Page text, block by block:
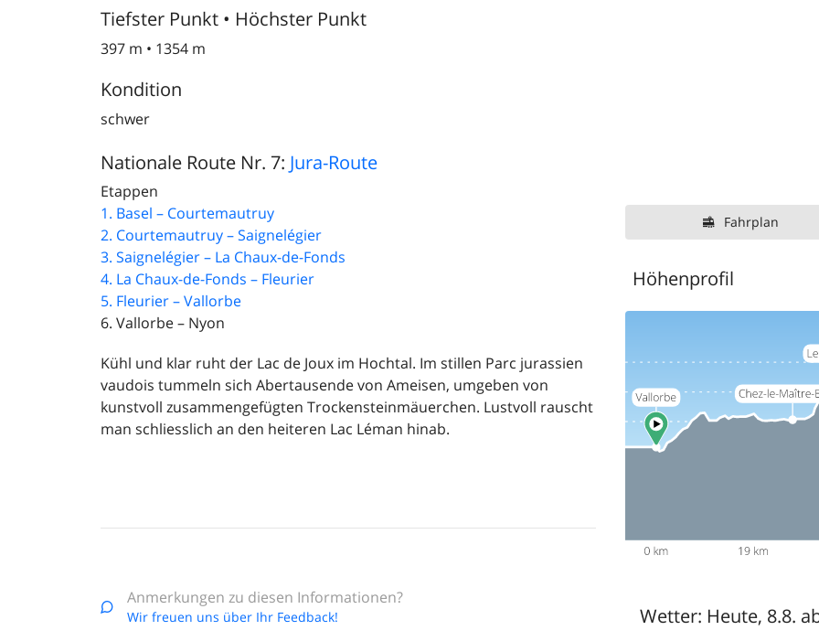
Tiefster Punkt • Höchster Punkt
397 m • 1354 m
Kondition
schwer
Nationale Route Nr. 7: Jura-Route
Etappen
1. Basel – Courtemautruy
2. Courtemautruy – Saignelégier
3. Saignelégier – La Chaux-de-Fonds
4. La Chaux-de-Fonds – Fleurier
5. Fleurier – Vallorbe
6. Vallorbe – Nyon
Kühl und klar ruht der Lac de Joux im Hochtal. Im stillen Parc jurassien
vaudois tummeln sich Abertausende von Ameisen, umgeben von
kunstvoll zusammengefügten Trockensteinmäuerchen. Lustvoll rauscht
man schliesslich an den heiteren Lac Léman hinab.
Anmerkungen zu diesen Informationen?
Wir freuen uns über Ihr Feedback!
Fahrplan
Höhenprofil
Wetter: Heute, 8.8.